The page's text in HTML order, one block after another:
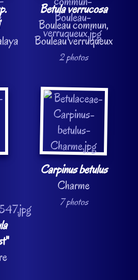
Betula verrucosa
Bouleau commun,
Bouleau verruqueux
2 photos
Carpinus betulus
Charme
7 photos